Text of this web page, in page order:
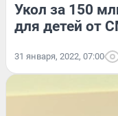
Укол за 150
для детей от
31 января, 2022, 07:00